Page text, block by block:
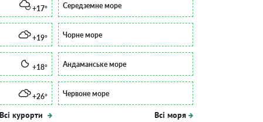
+17°
+19°
+18°
+26°
курорти
Середземне море
Чорне море
Андаманське море
Червоне море
Всі моря